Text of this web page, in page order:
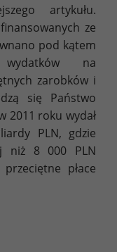
artykułu.
ze
pod kątem
na
zarobków i
się Państwo
2011 roku wydał
PLN, gdzie
niż 8 000 PLN
płace